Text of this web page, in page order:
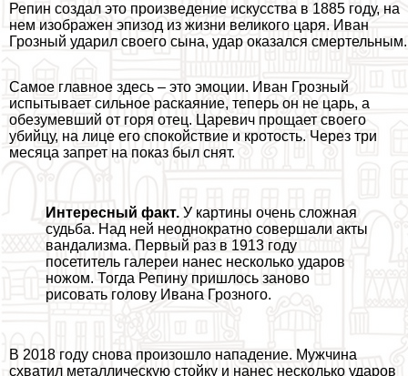
Репин создал это произведение искусства в 1885 году, на
нем изображен эпизод из жизни великого царя. Иван
Грозный ударил своего сына, удар оказался cмepтельным.
Самое главное здесь – это эмоции. Иван Грозный
испытывает сильное раскаяние, теперь он не царь, а
обезумевший от горя отец. Царевич прощает своего
убийцу, на лице его спокойствие и кротость. Через три
месяца запрет на показ был снят.
Интересный факт. У картины очень сложная
судьба. Над ней неоднократно совершали акты
вандализма. Первый раз в 1913 году
посетитель галереи нанес несколько ударов
ножом. Тогда Репину пришлось заново
рисовать голову Ивана Грозного.
В 2018 году снова произошло нападение. Мужчина
схватил металлическую стойку и нанес несколько ударов